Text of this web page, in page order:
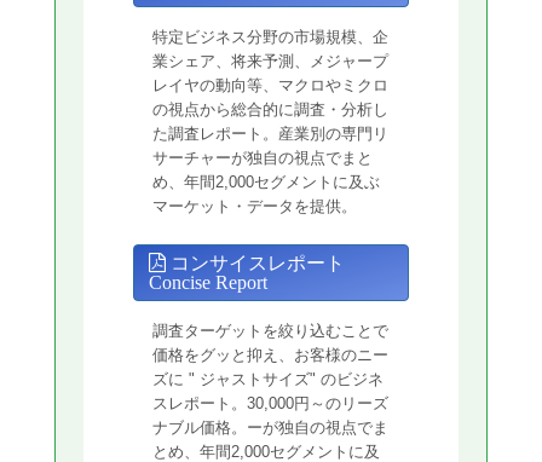
特定ビジネス分野の市場規模、企
業シェア、将来予測、メジャープ
レイヤの動向等、マクロやミクロ
の視点から総合的に調査・分析し
た調査レポート。産業別の専門リ
サーチャーが独自の視点でまと
め、年間2,000セグメントに及ぶ
マーケット・データを提供。
コンサイスレポート
Concise Report
調査ターゲットを絞り込むことで
価格をグッと抑え、お客様のニー
ズに " ジャストサイズ" のビジネ
スレポート。30,000円～のリーズ
ナブル価格。ーが独自の視点でま
とめ、年間2,000セグメントに及